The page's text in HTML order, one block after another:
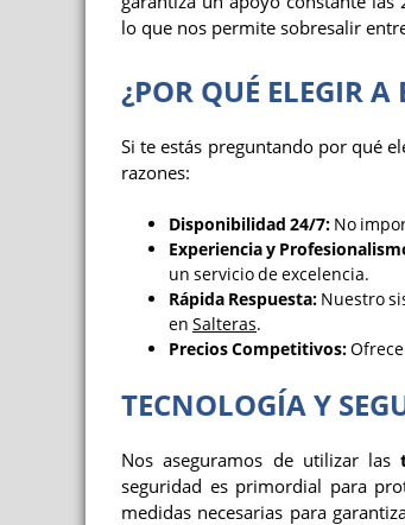
lo que nos permite sobresalir
¿POR QUÉ ELEGIR A
Si te estás preguntando por qué
razones:
Disponibilidad 24/7: No
Experiencia y
un servicio de excelencia.
Rápida Respuesta: Nuestro
en Salteras.
Precios Competitivos:
TECNOLOGÍA Y
Nos aseguramos de utilizar las
seguridad es primordial para
medidas necesarias para